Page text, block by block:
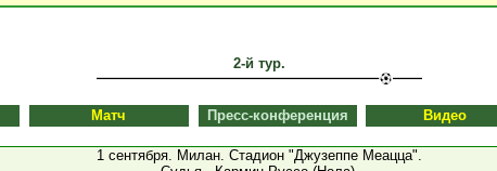
2-й тур.
Матч Пресс-конференция Видео
1 сентября. Милан. Стадион "Джузеппе Меацца".